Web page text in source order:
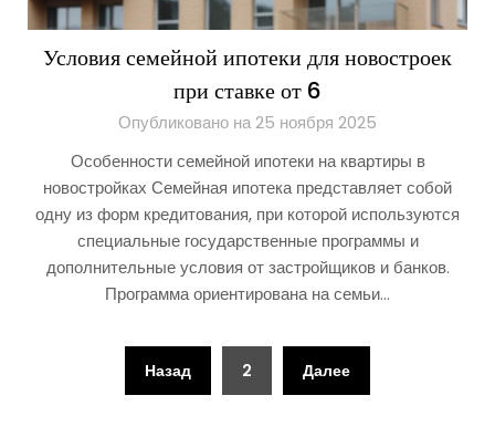
Условия семейной ипотеки для новостроек
при ставке от 6
Опубликовано на 25 ноября 2025
Особенности семейной ипотеки на квартиры в
новостройках Семейная ипотека представляет собой
одну из форм кредитования, при которой используются
специальные государственные программы и
дополнительные условия от застройщиков и банков.
Программа ориентирована на семьи…
Пагинация
Назад 2 Далее